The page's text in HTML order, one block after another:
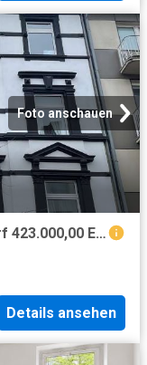
Foto anschauen
Wohnung zum Kaufen in Düsseldorf 423.000,00 EUR 90.7 m²
Details ansehen